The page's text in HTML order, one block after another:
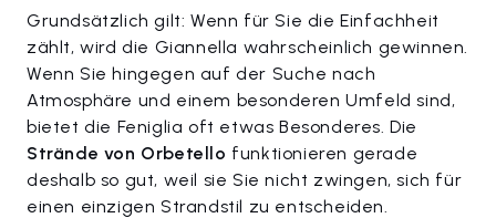
Grundsätzlich gilt: Wenn für Sie die Einfachheit
zählt, wird die Giannella wahrscheinlich gewinnen.
Wenn Sie hingegen auf der Suche nach
Atmosphäre und einem besonderen Umfeld sind,
bietet die Feniglia oft etwas Besonderes. Die
Strände von Orbetello funktionieren gerade
deshalb so gut, weil sie Sie nicht zwingen, sich für
einen einzigen Strandstil zu entscheiden.